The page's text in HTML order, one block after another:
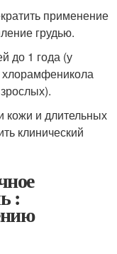
применение
грудью.
до 1 года (у
кожи и длительных
клинический
: